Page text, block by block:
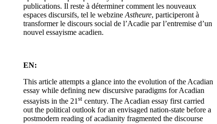
publications. Il reste à déterminer comment les nouveaux
espaces discursifs, tel le webzine Astheure, participeront à
transformer le discours social de l’Acadie par l’entremise d’un
nouvel essayisme acadien.
EN:
This article attempts a glance into the evolution of the Acadian
essay while defining new discursive paradigms for Acadian
essayists in the 21 st century. The Acadian essay first carried
out the political outlook for an envisaged nation-state before a
postmodern reading of acadianity fragmented the discourse